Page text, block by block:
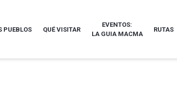
PUEBLOS QUÉ VISITAR
EVENTOS:
LA GUIA MACMA
RUTAS